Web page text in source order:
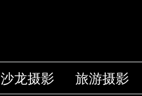
沙龙摄影 旅游摄影